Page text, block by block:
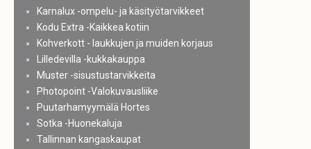
Karnalux -ompelu- ja käsityötarvikkeet
Kodu Extra -Kaikkea kotiin
Kohverkott - laukkujen ja muiden korjaus
Lilledevilla -kukkakauppa
Muster -sisustustarvikkeita
Photopoint -Valokuvausliike
Puutarhamyymälä Hortes
Sotka -Huonekaluja
Tallinnan kangaskaupat